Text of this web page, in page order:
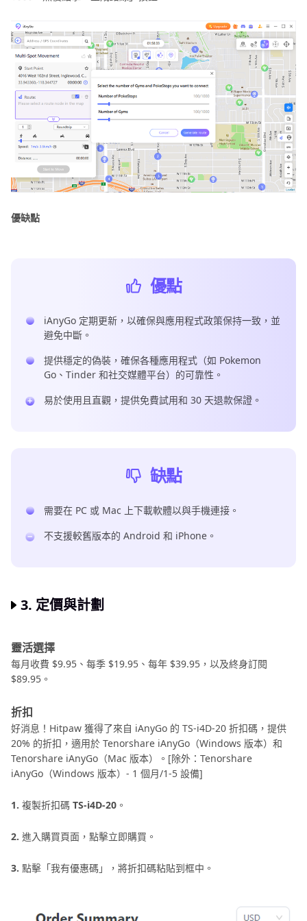
優缺點
優點
iAnyGo 定期更新，以確保與應用程式政策保持一致，並
避免中斷。
提供穩定的偽裝，確保各種應用程式（如 Pokemon
Go、Tinder 和社交媒體平台）的可靠性。
易於使用且直觀，提供免費試用和 30 天退款保證。
缺點
需要在 PC 或 Mac 上下載軟體以與手機連接。
不支援較舊版本的 Android 和 iPhone。
3. 定價與計劃
靈活選擇
每月收費 $9.95、每季 $19.95、每年 $39.95，以及終身訂閱
$89.95。
折扣
好消息！Hitpaw 獲得了來自 iAnyGo 的 TS-i4D-20 折扣碼，提供
20% 的折扣，適用於 Tenorshare iAnyGo（Windows 版本）和
Tenorshare iAnyGo（Mac 版本）。[除外：Tenorshare
iAnyGo（Windows 版本）- 1 個月/1-5 設備]
1. 複製折扣碼 TS-i4D-20 。
2. 進入購買頁面，點擊立即購買。
3. 點擊「我有優惠碼」，將折扣碼粘貼到框中。